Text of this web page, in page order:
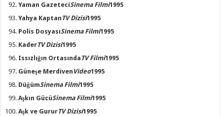
Yaman GazeteciSinema Filmi1995
Yahya Kaptan TV Dizisi1995
Polis DosyasıSinema Filmi1995
KaderTV Dizisi1995
Issızlığın Ortasında TV Filmi1995
Güneşe Merdiven Video1995
DüğümSinema Filmi1995
Aşkın GücüSinema Filmi1995
Aşk ve GururTV Dizisi1995